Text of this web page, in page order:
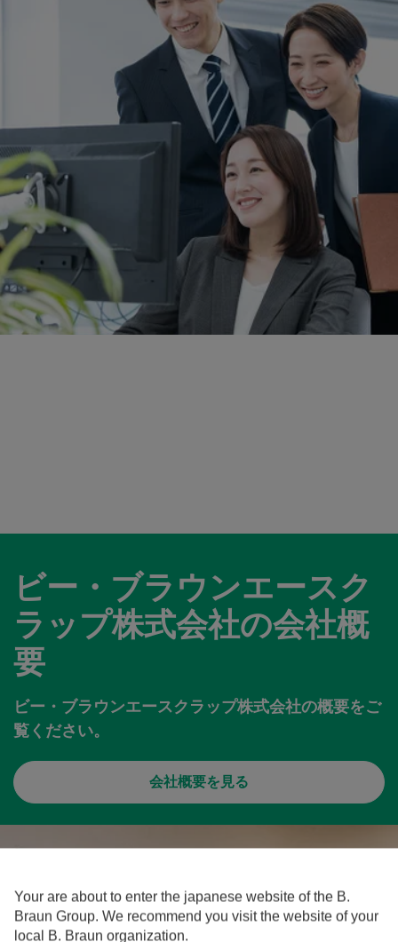
Your are about to enter the japanese website of the B.
Braun Group. We recommend you visit the website of your
local B. Braun organization.
ビー・ブラウンエースク
ラップ株式会社の会社概
要
ビー・ブラウンエースクラップ株式会社の概要をご
覧ください。
会社概要を見る